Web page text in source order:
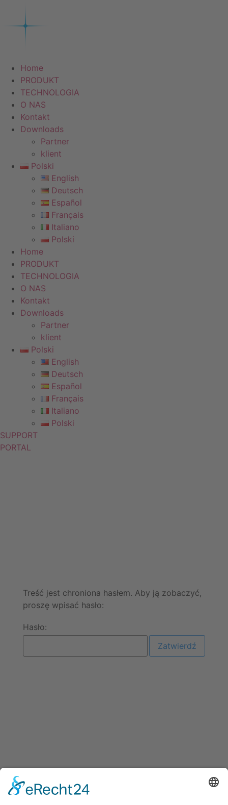
Home
PRODUKT
TECHNOLOGIA
O NAS
Kontakt
Downloads
Partner
klient
Polski
English
Deutsch
Español
Français
Italiano
Polski
Home
PRODUKT
TECHNOLOGIA
O NAS
Kontakt
Downloads
Partner
klient
Polski
English
Deutsch
Español
Français
Italiano
Polski
SUPPORT
PORTAL
Treść jest chroniona hasłem. Aby ją zobaczyć,
proszę wpisać hasło:
Hasło: